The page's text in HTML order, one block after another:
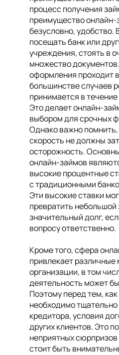
процесс получения
преимущество онлайн-
безусловно, удобство.
посещать банк или
учреждения, стоять в
множество
оформления проходит
большинстве случаев
принимается в
Это делает онлайн-
выбором для срочных
Однако важно помнить,
скорость не должны
осторожность.
онлайн-займов
высокие процентные
с традиционными
Эти высокие ставки
превратить небольшой
значительный долг,
вопросу ответственно.
Кроме того, сфера
привлекает
организации, в том
деятельность может
Поэтому перед тем,
необходимо
кредитора, условия
других клиентов. Это
неприятных
стоит быть